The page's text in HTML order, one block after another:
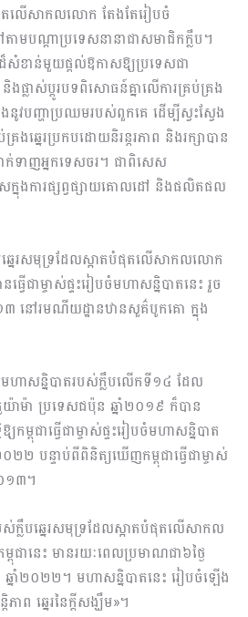
ផុតលើសាកលលោក តែងតែរៀបចំ​
តាម​បណ្តាប្រទេសនានាជាសមាជិកក្លឹប។
ដ៏សំខាន់​មួយផ្តល់​ឱកាសឱ្យប្រទេសជា
ផ្លាស់ប្តូរ​បទពិសោធន៍​គ្នាលើ​ការ​គ្រប់គ្រង
វបញ្ហាប្រឈមរបស់ពួកគេ ដើម្បីស្វះស្វែង​
ងឆ្នេរប្រកបដោយនិរន្តរភាព និងរក្សាបាន
ក់ទាញអ្នកទេសចរ។ ជាពិសេស
ក្នុងការ​ផ្សព្វ​ផ្សាយគោលដៅ និងផលិតផល
ឆ្នេរសមុទ្រដែលស្អាតបំផុតលើសាកលលោក
វើជាម្ចាស់ផ្ទះរៀបចំមហាសន្និបាតនេះ រួច
នៅរមណីយដ្ឋានឋានសួគ៌បូកគោ ក្នុង
ហាសន្និបាតរបស់ក្លឹបលើកទី១៤ ដែល
ាម៉ា ប្រទេសជប៉ុន ឆ្នាំ២០១៩ ក៏បាន
កម្ពុជា​ធ្វើជាម្ចាស់​ផ្ទះ​រៀបចំមហាសន្និបាត
២២ បន្ទាប់​ពីពិនិត្យ​ឃើញកម្ពុជាធ្វើជាម្ចាស់
១៣។
លឹបឆ្នេរសមុទ្រដែលស្អាតបំផុតលើសាកល
ានេះ មានរយៈពេលប្រមាណជា៦ថ្ងៃ
នាំ២០២២។ មហាសន្និបាតនេះ រៀបចំឡើង
ាព ឆ្នេរនៃក្តីសង្ឃឹម»។